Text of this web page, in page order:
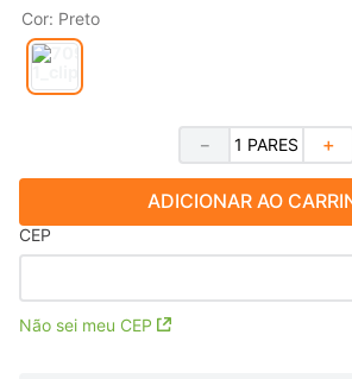
Cor: Preto
＋
－
ADICIONAR AO
CEP
Não sei meu CEP